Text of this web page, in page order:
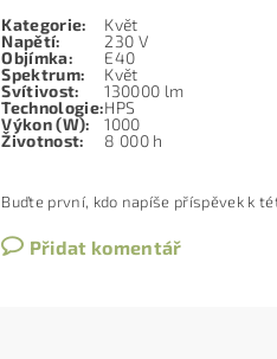
Kategorie:
Květ
Napětí:
230 V
Objímka:
E40
Spektrum:
Květ
Svítivost:
130000 lm
Technologie:HPS
Výkon (W):
1000
Životnost: 8 000 h
Buďte první, kdo napíše příspěvek k
Přidat komentář